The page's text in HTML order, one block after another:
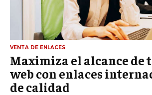
VENTA DE ENLACES
Maximiza el alcance de
web con enlaces
de calidad